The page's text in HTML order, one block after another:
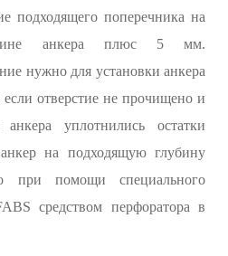
подходящего поперечника на
анкера плюс 5 мм.
нужно для установки анкера
отверстие не прочищено и
уплотнились остатки
на подходящую глубину
при помощи специального
средством перфоратора в